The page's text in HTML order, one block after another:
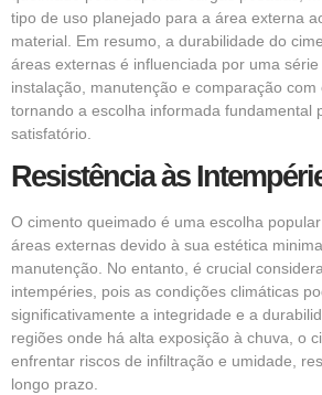
tipo de uso planejado para a área externa
material. Em resumo, a durabilidade do
áreas externas é influenciada por uma
instalação, manutenção e comparação com
tornando a escolha informada fundamental
satisfatório.
Resistência às
O cimento queimado é uma escolha
áreas externas devido à sua estética
manutenção. No entanto, é crucial
intempéries, pois as condições climáticas
significativamente a integridade e a
regiões onde há alta exposição à chuva, o
enfrentar riscos de infiltração e umidade,
longo prazo.